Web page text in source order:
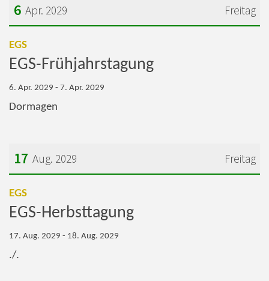
Freitag
6 Apr. 2029
EGS:
EGS-Frühjahrstagung
6. Apr. 2029 - 7. Apr. 2029
Dormagen
Freitag
17 Aug. 2029
EGS:
EGS-Herbsttagung
17. Aug. 2029 - 18. Aug. 2029
./.